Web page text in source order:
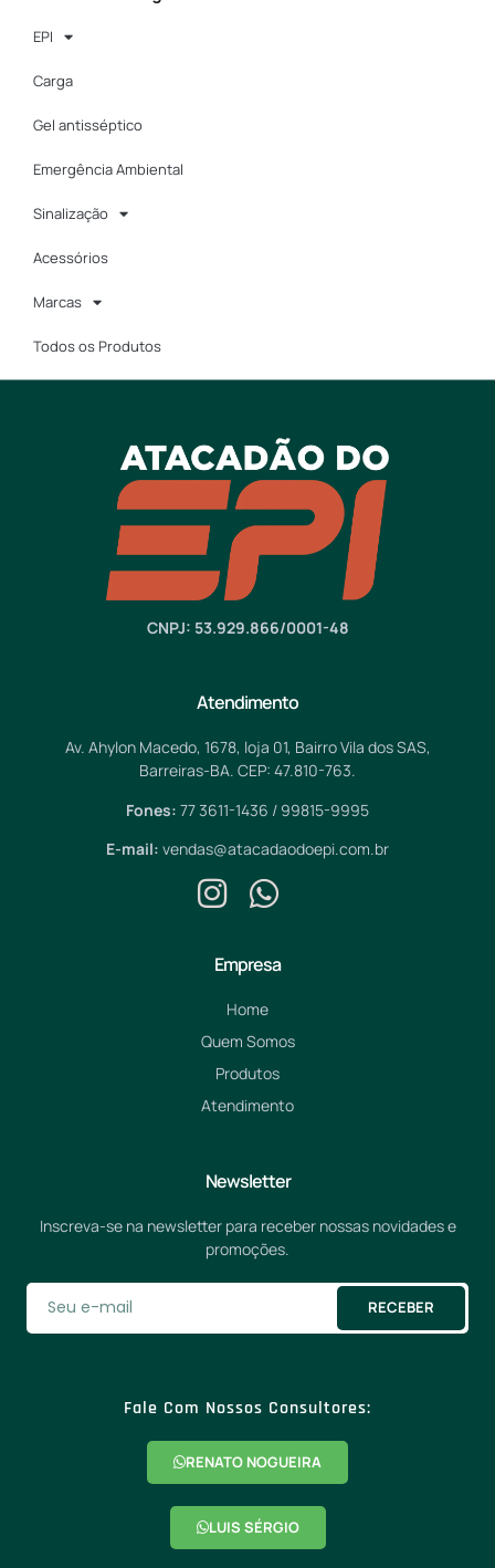
EPI
Carga
Gel antisséptico
Emergência Ambiental
Sinalização
Acessórios
Marcas
Todos os Produtos
CNPJ: 53.929.866/0001-48
Atendimento
Av. Ahylon Macedo, 1678, loja 01, Bairro Vila dos SAS,
Barreiras-BA. CEP: 47.810-763.
Fones: 77 3611-1436 / 99815-9995
E-mail: vendas@atacadaodoepi.com.br
Empresa
Home
Quem Somos
Produtos
Atendimento
Newsletter
Inscreva-se na newsletter para receber nossas novidades e
promoções.
RECEBER
Fale Com Nossos Consultores:
RENATO NOGUEIRA
LUIS SÉRGIO